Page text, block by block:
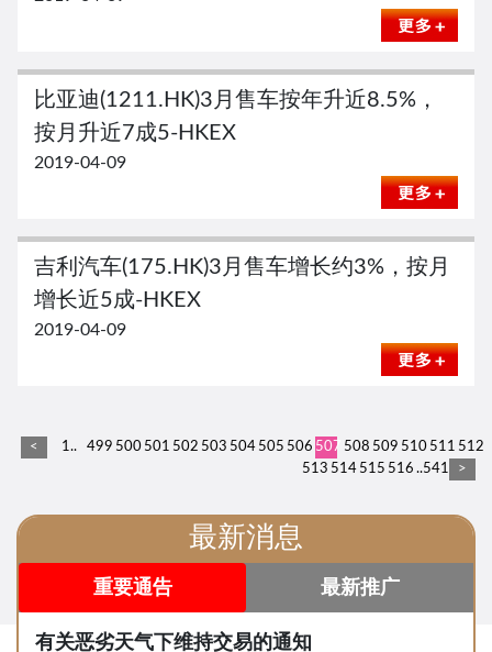
比亚迪(1211.HK)3月售车按年升近8.5%，
按月升近7成5-HKEX
2019-04-09
吉利汽车(175.HK)3月售车增长约3%，按月
增长近5成-HKEX
2019-04-09
< 1.. 499 500 501 502 503 504 505 506 507 508 509 510 511 512
513 514 515 516 ..541 >
最新消息
重要通告 最新推广
有关恶劣天气下维持交易的通知